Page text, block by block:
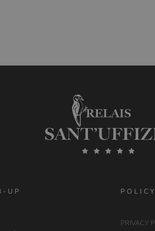
UP POLICY
PRIVACY